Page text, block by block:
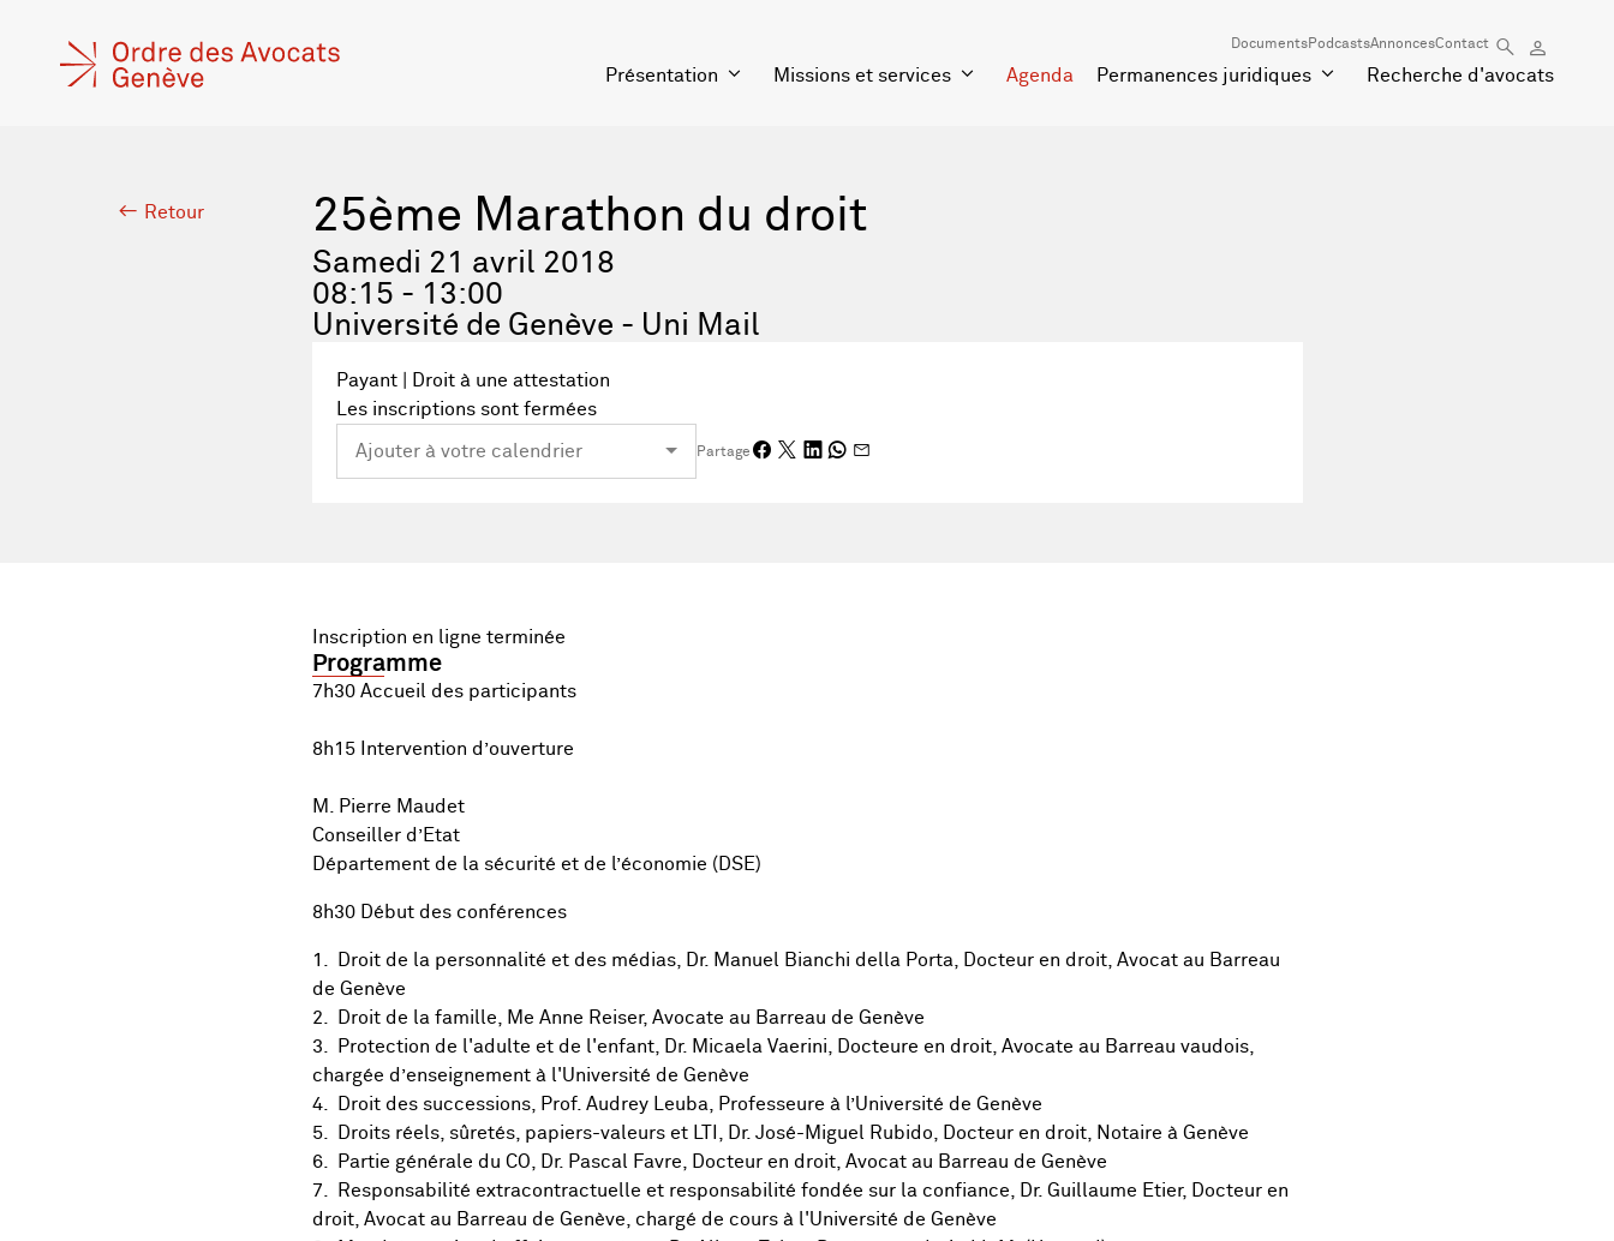
DocumentsPodcastsAnnoncesContact
Présentation Missions et services Agenda Permanences juridiques Recherche d'avocats
Retour 25ème Marathon du droit
Samedi 21 avril 2018
08:15 - 13:00
Université de Genève - Uni Mail
Payant | Droit à une attestation
Les inscriptions sont fermées
Partage
Inscription en ligne terminée
Programme
7h30 Accueil des participants
8h15 Intervention d’ouverture
M. Pierre Maudet
Conseiller d’Etat
Département de la sécurité et de l’économie (DSE)
8h30 Début des conférences
1. Droit de la personnalité et des médias, Dr. Manuel Bianchi della Porta, Docteur en droit, Avocat au Barreau
de Genève
2. Droit de la famille, Me Anne Reiser, Avocate au Barreau de Genève
3. Protection de l'adulte et de l'enfant, Dr. Micaela Vaerini, Docteure en droit, Avocate au Barreau vaudois,
chargée d’enseignement à l'Université de Genève
4. Droit des successions, Prof. Audrey Leuba, Professeure à l’Université de Genève
5. Droits réels, sûretés, papiers-valeurs et LTI, Dr. José-Miguel Rubido, Docteur en droit, Notaire à Genève
6. Partie générale du CO, Dr. Pascal Favre, Docteur en droit, Avocat au Barreau de Genève
7. Responsabilité extracontractuelle et responsabilité fondée sur la confiance, Dr. Guillaume Etier, Docteur en
droit, Avocat au Barreau de Genève, chargé de cours à l'Université de Genève